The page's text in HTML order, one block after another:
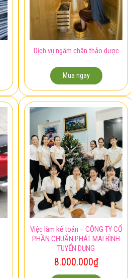
Dịch vụ ngâm chân thảo dược
Mua ngay
Việc làm kế toán – CÔNG TY CỔ
PHẦN CHUẨN PHÁT MAI BÌNH
TUYỂN DỤNG
8.000.000₫